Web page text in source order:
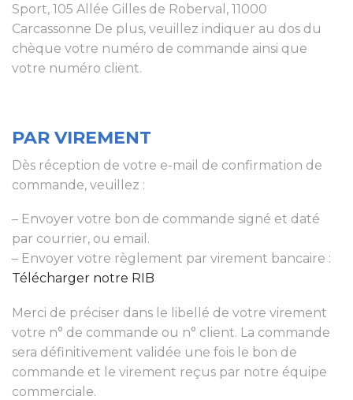
Sport, 105 Allée Gilles de Roberval, 11000
Carcassonne De plus, veuillez indiquer au dos du
chèque votre numéro de commande ainsi que
votre numéro client.
PAR VIREMENT
Dès réception de votre e-mail de confirmation de
commande, veuillez :
– Envoyer votre bon de commande signé et daté
par courrier, ou email.
– Envoyer votre règlement par virement bancaire :
Télécharger notre RIB
Merci de préciser dans le libellé de votre virement
votre n° de commande ou n° client. La commande
sera définitivement validée une fois le bon de
commande et le virement reçus par notre équipe
commerciale.